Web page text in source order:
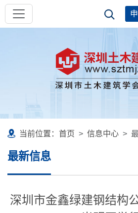
当前位置： 首页 信息中心
最新信息
深圳市金鑫绿建钢结构